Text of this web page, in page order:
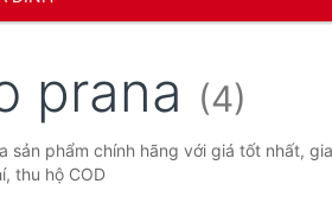
prana (4)
sản phẩm chính hãng với giá tốt nhất,
thu hộ COD